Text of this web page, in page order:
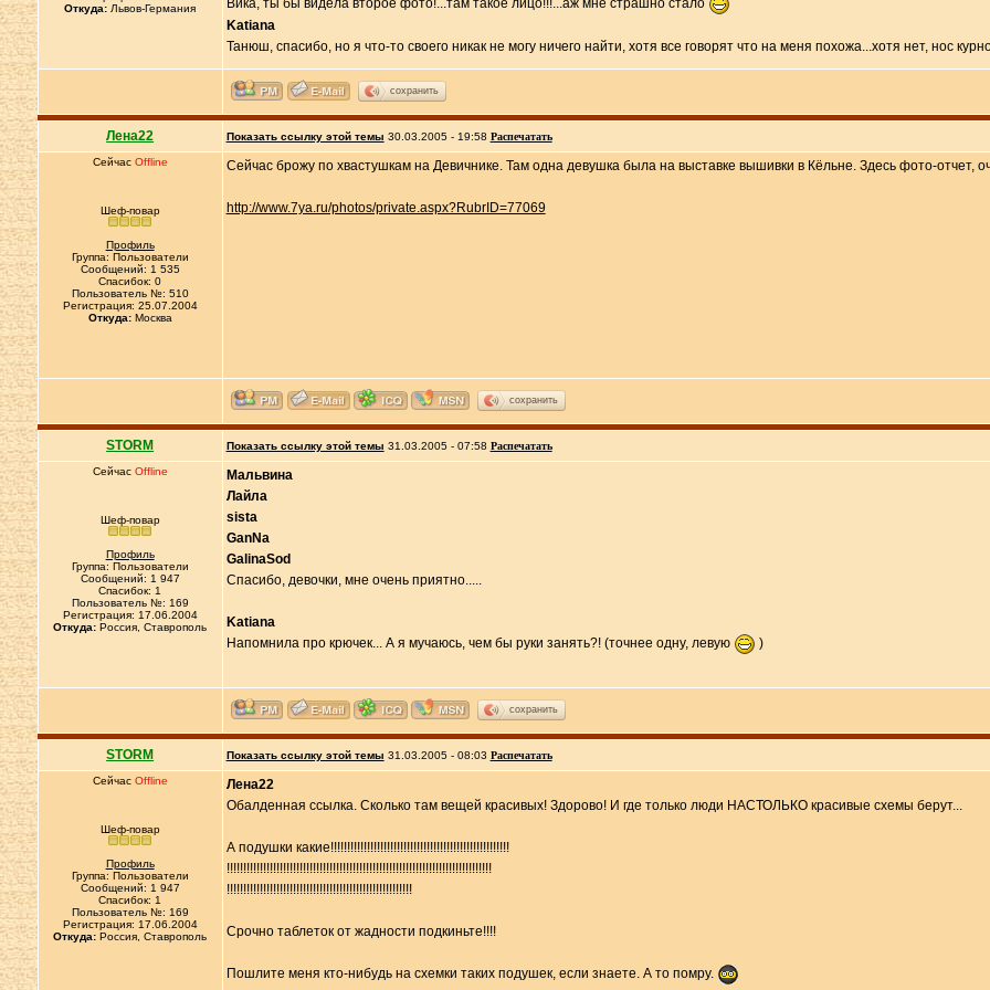
Откуда: Львов-Германия
Вика, ты бы видела второе фото!...там такое лицо!!!...аж мне страшно стало
Katiana
Танюш, спасибо, но я что-то своего никак не могу ничего найти, хотя все говорят что на меня похожа...хотя нет, нос
сохранить
Лена22 Показать ссылку этой темы 30.03.2005 - 19:58 Распечатать
Сейчас Offline
Шеф-повар
Профиль
Группа: Пользователи
Сообщений: 1 535
Спасибок: 0
Пользователь №: 510
Регистрация: 25.07.2004
Откуда:Москва
Сейчас брожу по хвастушкам на Девичнике. Там одна девушка была на выставке вышивки в Кёльне. Здесь фото-отчет,
http://www.7ya.ru/photos/private.aspx?RubrID=77069
сохранить
STORM Показать ссылку этой темы 31.03.2005 - 07:58 Распечатать
Сейчас Offline
Шеф-повар
Профиль
Группа: Пользователи
Сообщений: 1 947
Спасибок: 1
Пользователь №: 169
Регистрация: 17.06.2004
Откуда: Россия, Ставрополь
Мальвина
Лайла
sista
GanNa
GalinaSod
Спасибо, девочки, мне очень приятно.....
Katiana
Напомнила про крючек... А я мучаюсь, чем бы руки занять?! (точнее одну, левую
)
сохранить
STORM Показать ссылку этой темы 31.03.2005 - 08:03 Распечатать
Сейчас Offline
Шеф-повар
Профиль
Группа: Пользователи
Сообщений: 1 947
Спасибок: 1
Пользователь №: 169
Регистрация: 17.06.2004
Откуда: Россия, Ставрополь
Лена22
Обалденная ссылка. Сколько там вещей красивых! Здорово! И где только люди НАСТОЛЬКО красивые схемы берут...
А подушки какие!!!!!!!!!!!!!!!!!!!!!!!!!!!!!!!!!!!!!!!!!!!!!!!!!!!!!!
!!!!!!!!!!!!!!!!!!!!!!!!!!!!!!!!!!!!!!!!!!!!!!!!!!!!!!!!!!!!!!!!!!!!!!!!!!!!!!!!
!!!!!!!!!!!!!!!!!!!!!!!!!!!!!!!!!!!!!!!!!!!!!!!!!!!!!!!!
Срочно таблеток от жадности подкиньте!!!!
Пошлите меня кто-нибудь на схемки таких подушек, если знаете. А то помру.